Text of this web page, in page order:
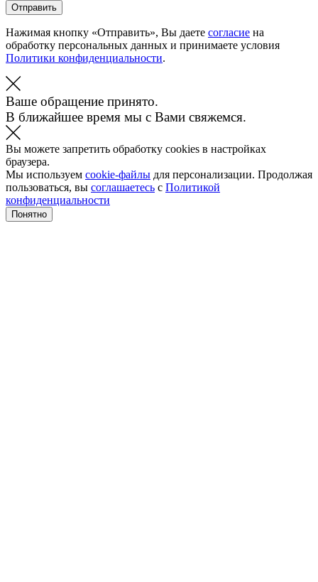
Отправить
Нажимая кнопку «Отправить», Вы даете согласие на
обработку персональных данных и принимаете условия
Политики конфиденциальности.
Ваше обращение принято.
В ближайшее время мы с Вами свяжемся.
Вы можете запретить обработку cookies в настройках
браузера.
Мы используем cookie-файлы для персонализации. Продолжая
пользоваться, вы соглашаетесь с Политикой
конфиденциальности
Понятно